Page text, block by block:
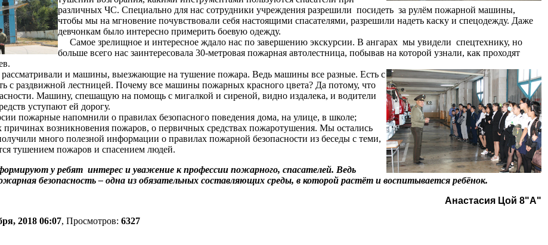
различных ЧС. Специально для нас сотрудники учреждения разрешили посидеть за рулём пожарной машины,
чтобы мы на мгновение почувствовали себя настоящими спасателями, разрешили надеть каску и спецодежду. Даже
девчонкам было интересно примерить боевую одежду.
Самое зрелищное и интересное ждало нас по завершению экскурсии. В ангарах мы увидели спецтехнику, но
больше всего нас заинтересовала 30-метровая пожарная автолестница, побывав на которой узнали, как проходят
и машины, выезжающие на тушение пожара. Ведь машины все разные. Есть с
с раздвижной лестницей. Почему все машины пожарных красного цвета? Да потому, что
Машину, спешащую на помощь с мигалкой и сиреной, видно издалека, и водители
уступают ей дорогу.
пожарные напомнили о правилах безопасного поведения дома, на улице, в школе;
причинах возникновения пожаров, о первичных средствах пожаротушения. Мы остались
много полезной информации о правилах пожарной безопасности из беседы с теми,
тушением пожаров и спасением людей.
у ребят интерес и уважение к профессии пожарного, спасателей. Ведь
безопасность – одна из обязательных составляющих среды, в которой растёт и воспитывается ребёнок.
Анастасия Цой 8"А"
2018 06:07, Просмотров: 6327